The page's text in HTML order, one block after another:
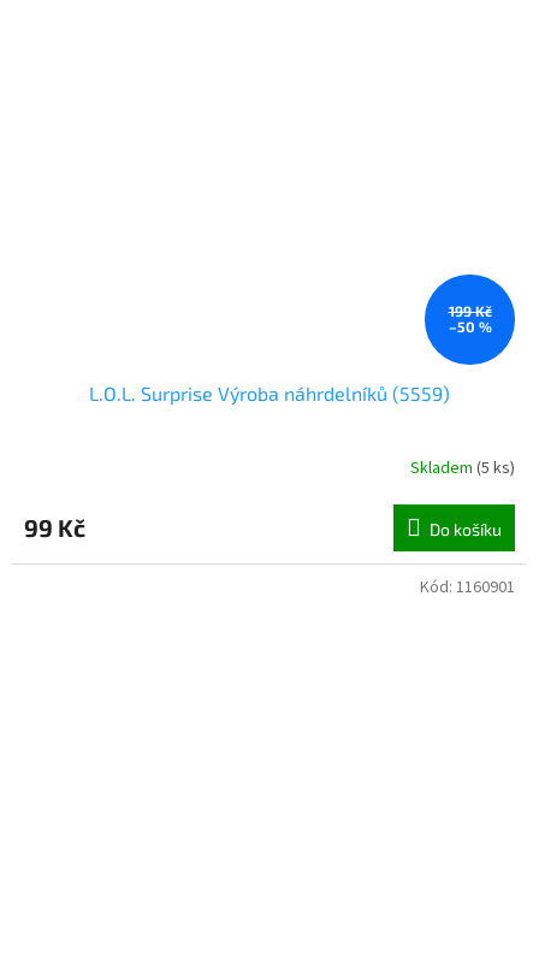
199 Kč
–50 %
L.O.L. Surprise Výroba náhrdelníků (5559)
Skladem (5 ks)
99 Kč Do košíku
Kód: 1160901